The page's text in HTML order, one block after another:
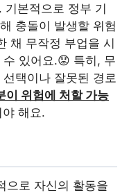
기본적으로 정부 기
충돌이 발생할 위험
채 무작정 부업을 시
있어요.😟 특히, 무
택이나 잘못된 경로
이 위험에 처할 가능
해요.
으로 자신의 활동을